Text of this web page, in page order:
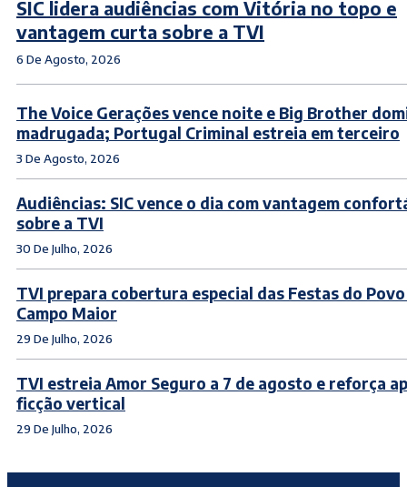
SIC lidera audiências com Vitória no topo e
vantagem curta sobre a TVI
6 De Agosto, 2026
The Voice Gerações vence noite e Big Brother
madrugada; Portugal Criminal estreia em terceiro
3 De Agosto, 2026
Audiências: SIC vence o dia com vantagem
sobre a TVI
30 De Julho, 2026
TVI prepara cobertura especial das Festas do
Campo Maior
29 De Julho, 2026
TVI estreia Amor Seguro a 7 de agosto e reforça
ficção vertical
29 De Julho, 2026